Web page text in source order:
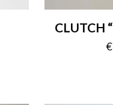
CLUTCH
€